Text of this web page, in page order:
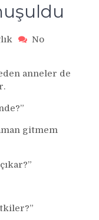
No
anneler de
gitmem